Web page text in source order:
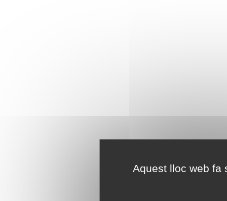
Aquest lloc web fa